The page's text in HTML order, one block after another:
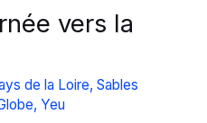
vers la
de la Loire, Sables
, Yeu